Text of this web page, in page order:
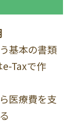
基本の書類
e-Taxで作
医療費を支